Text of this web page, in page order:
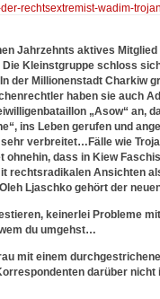
rechtsextremist-wadim-
Jahrzehnts aktives
Kleinstgruppe schloss
der Millionenstadt Charkiw
haben sie auch
„Asow“ an,
ins Leben gerufen und
verbreitet…Fälle wie
dass in Kiew
rechtsradikalen Ansichten
Ljaschko gehört der
keinerlei Probleme
du umgehst…
mit einem
darüber